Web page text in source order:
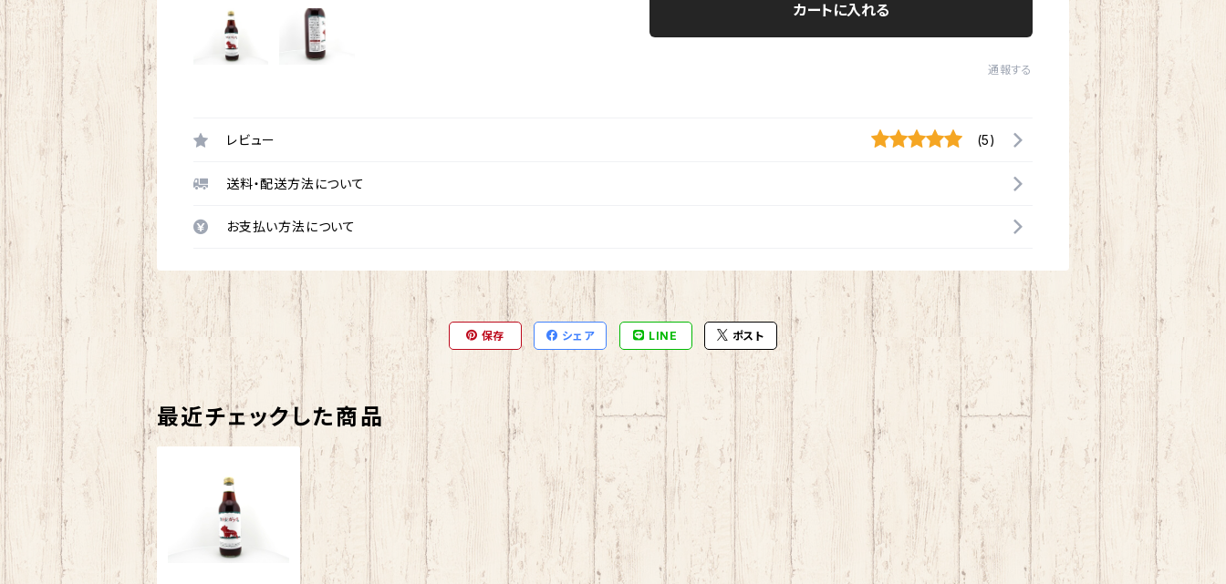
カートに入れる
通報する
レビュー (5)
送料・配送方法について
お支払い方法について
保存 シェア LINE ポスト
最近チェックした商品